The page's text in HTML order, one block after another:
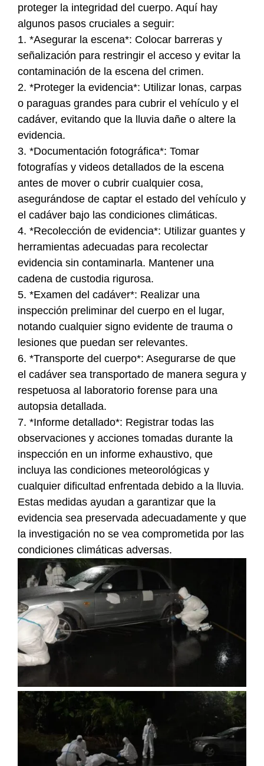
proteger la integridad del cuerpo. Aquí hay
algunos pasos cruciales a seguir:
1. *Asegurar la escena*: Colocar barreras y
señalización para restringir el acceso y evitar la
contaminación de la escena del crimen.
2. *Proteger la evidencia*: Utilizar lonas, carpas
o paraguas grandes para cubrir el vehículo y el
cadáver, evitando que la lluvia dañe o altere la
evidencia.
3. *Documentación fotográfica*: Tomar
fotografías y videos detallados de la escena
antes de mover o cubrir cualquier cosa,
asegurándose de captar el estado del vehículo y
el cadáver bajo las condiciones climáticas.
4. *Recolección de evidencia*: Utilizar guantes y
herramientas adecuadas para recolectar
evidencia sin contaminarla. Mantener una
cadena de custodia rigurosa.
5. *Examen del cadáver*: Realizar una
inspección preliminar del cuerpo en el lugar,
notando cualquier signo evidente de trauma o
lesiones que puedan ser relevantes.
6. *Transporte del cuerpo*: Asegurarse de que
el cadáver sea transportado de manera segura y
respetuosa al laboratorio forense para una
autopsia detallada.
7. *Informe detallado*: Registrar todas las
observaciones y acciones tomadas durante la
inspección en un informe exhaustivo, que
incluya las condiciones meteorológicas y
cualquier dificultad enfrentada debido a la lluvia.
Estas medidas ayudan a garantizar que la
evidencia sea preservada adecuadamente y que
la investigación no se vea comprometida por las
condiciones climáticas adversas.